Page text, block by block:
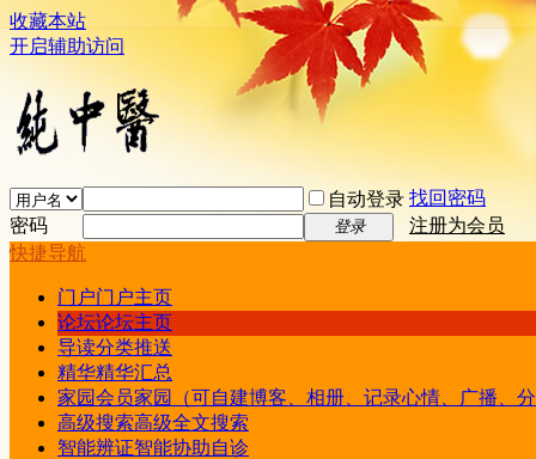
收藏本站
开启辅助访问
自动登录 找回密码
密码
登录
注册为会员
快捷导航
门户门户主页
论坛论坛主页
导读分类推送
精华精华汇总
家园会员家园（可自建博客、相册、记录心情、广播、
高级搜索高级全文搜索
智能辨证智能协助自诊